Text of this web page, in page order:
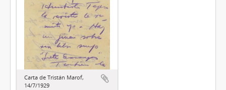
Carta de Tristán Marof,
14/7/1929